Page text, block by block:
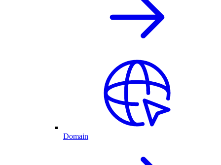
Domain